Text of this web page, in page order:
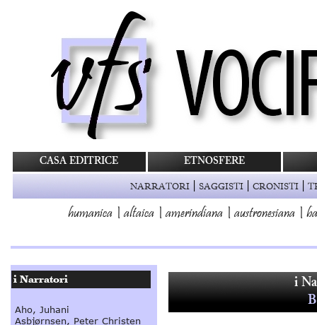
CASA EDITRICE ETNOSFERE
NARRATORI | SAGGISTI | CRONISTI |
humanica |altaica |amerindiana |austronesiana |
i